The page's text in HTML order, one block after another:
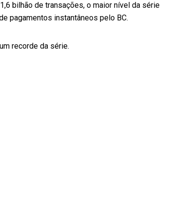
bilhão de transações, o maior nível da série
pagamentos instantâneos pelo BC.
recorde da série.